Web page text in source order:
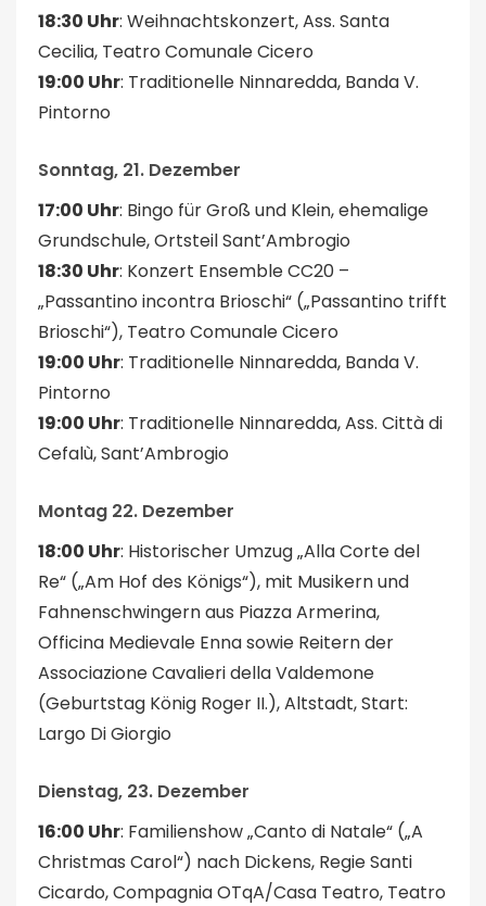
18:30 Uhr: Weihnachtskonzert, Ass. Santa
Cecilia, Teatro Comunale Cicero
19:00 Uhr: Traditionelle Ninnaredda, Banda V.
Pintorno
Sonntag, 21. Dezember
17:00 Uhr: Bingo für Groß und Klein, ehemalige
Grundschule, Ortsteil Sant’Ambrogio
18:30 Uhr: Konzert Ensemble CC20 –
„Passantino incontra Brioschi“ („Passantino trifft
Brioschi“), Teatro Comunale Cicero
19:00 Uhr: Traditionelle Ninnaredda, Banda V.
Pintorno
19:00 Uhr: Traditionelle Ninnaredda, Ass. Città di
Cefalù, Sant’Ambrogio
Montag 22. Dezember
18:00 Uhr: Historischer Umzug „Alla Corte del
Re“ („Am Hof des Königs“), mit Musikern und
Fahnenschwingern aus Piazza Armerina,
Officina Medievale Enna sowie Reitern der
Associazione Cavalieri della Valdemone
(Geburtstag König Roger II.), Altstadt, Start:
Largo Di Giorgio
Dienstag, 23. Dezember
16:00 Uhr: Familienshow „Canto di Natale“ („A
Christmas Carol“) nach Dickens, Regie Santi
Cicardo, Compagnia OTqA/Casa Teatro, Teatro